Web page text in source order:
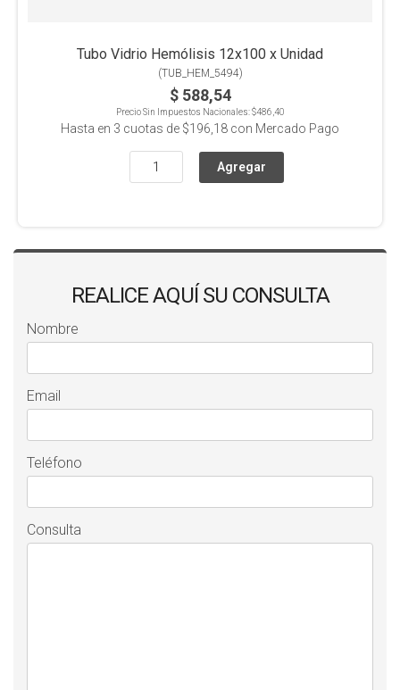
Tubo Vidrio Hemólisis 12x100 x Unidad
(TUB_HEM_5494)
$ 588,54
Precio Sin Impuestos Nacionales:$486,40
Hasta en 3 cuotas de $196,18 con Mercado Pago
REALICE AQUÍ SU CONSULTA
Nombre
Email
Teléfono
Consulta